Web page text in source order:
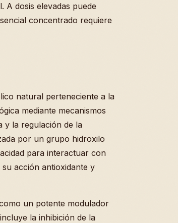
A dosis elevadas puede
concentrado requiere
natural perteneciente a la
mediante mecanismos
y la regulación de la
por un grupo hidroxilo
para interactuar con
acción antioxidante y
un potente modulador
la inhibición de la